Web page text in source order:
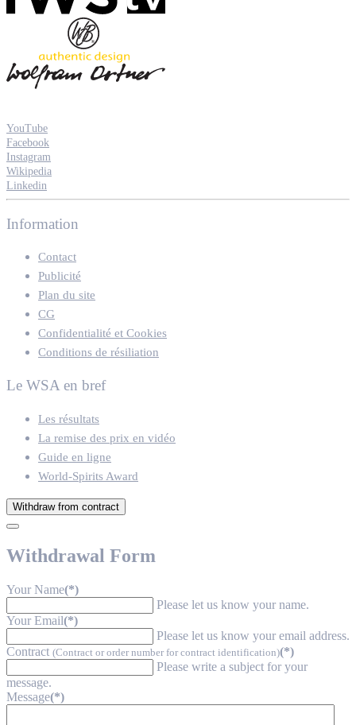
YouTube
Facebook
Instagram
Wikipedia
Linkedin
Information
Contact
Publicité
Plan du site
CG
Confidentialité et Cookies
Conditions de résiliation
Le WSA en bref
Les résultats
La remise des prix en vidéo
Guide en ligne
World-Spirits Award
Withdraw from contract
Withdrawal Form
Your Name(*)
Please let us know your name.
Your Email(*)
Please let us know your email address.
Contract (Contract or order number for contract identification)(*)
Please write a subject for your
message.
Message(*)